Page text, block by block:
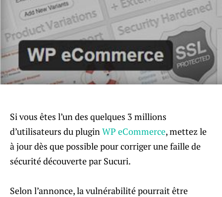
Si vous êtes l’un des quelques 3 millions
d’utilisateurs du pluginWP eCommerce, mettez le
à jour dès que possible pour corriger une faille de
sécurité découverte par Sucuri.
Selon l’annonce, la vulnérabilité pourrait être